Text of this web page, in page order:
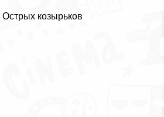
Острых козырьков